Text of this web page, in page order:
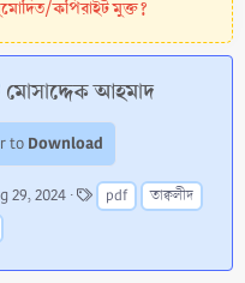
কপিরাইট মুক্ত?
মোসাদ্দেক আহমাদ
to Download
29, 2024
T
a
pdf
তাক্বলীদ